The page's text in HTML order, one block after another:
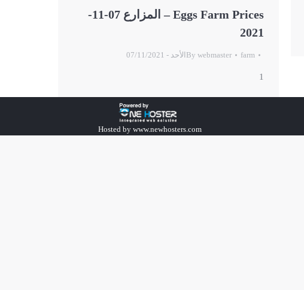
Eggs Farm Prices – المزارع 07-11-
2021
farm
By webmaster الأحد - 07/11/2021
1
Hosted by www.newhosters.com